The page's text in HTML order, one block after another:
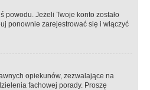
powodu. Jeżeli Twoje konto zostało
ponownie zarejestrować się i włączyć
opiekunów, zezwalające na
fachowej porady. Proszę